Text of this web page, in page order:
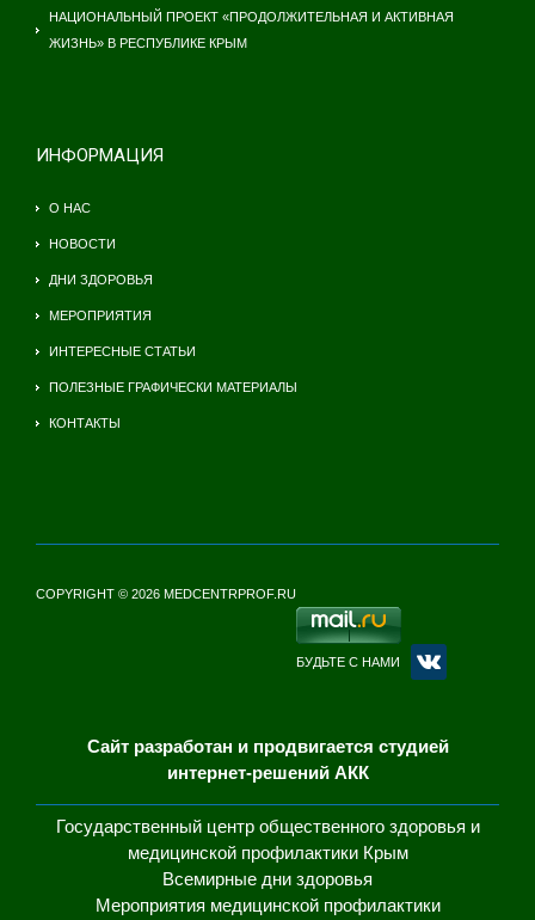
НАЦИОНАЛЬНЫЙ ПРОЕКТ «ПРОДОЛЖИТЕЛЬНАЯ И АКТИВНАЯ
ЖИЗНЬ» В РЕСПУБЛИКЕ КРЫМ
ИНФОРМАЦИЯ
О НАС
НОВОСТИ
ДНИ ЗДОРОВЬЯ
МЕРОПРИЯТИЯ
ИНТЕРЕСНЫЕ СТАТЬИ
ПОЛЕЗНЫЕ ГРАФИЧЕСКИ МАТЕРИАЛЫ
КОНТАКТЫ
COPYRIGHT © 2026 MEDCENTRPROF.RU
БУДЬТЕ С НАМИ
Сайт разработан и продвигается студией
интернет-решений АКК
Государственный центр общественного здоровья и
медицинской профилактики Крым
Всемирные дни здоровья
Мероприятия медицинской профилактики